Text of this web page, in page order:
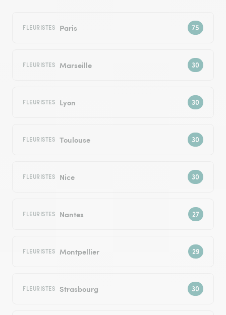
FLEURISTES Paris
FLEURISTES Marseille
FLEURISTES Lyon
FLEURISTES Toulouse
FLEURISTES Nice
FLEURISTES Nantes
FLEURISTES Montpellier
FLEURISTES Strasbourg